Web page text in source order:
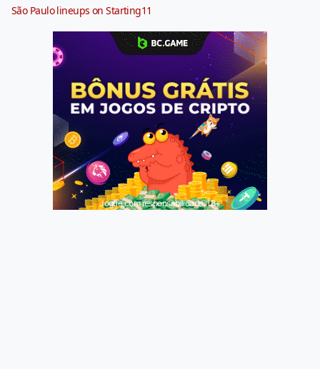
São Paulo lineups on Starting11
Jogue com responsabilidade. 18+